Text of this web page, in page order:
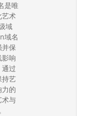
是唯
艺术
域
域名
保
响
过
持艺
的
术与